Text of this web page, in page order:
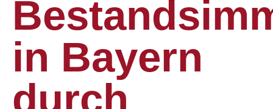
in Bayern
durch